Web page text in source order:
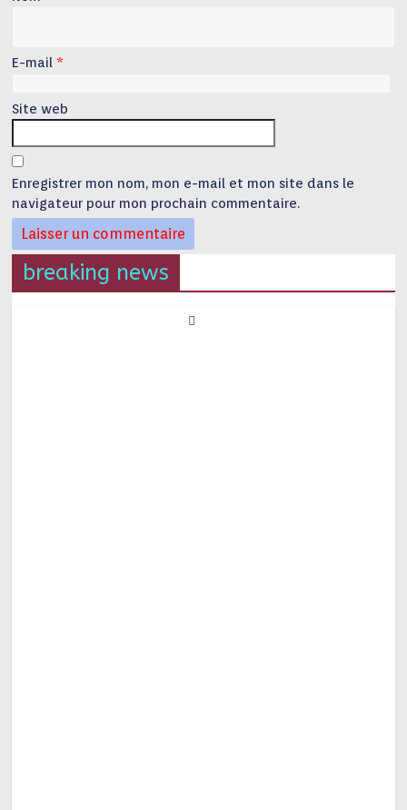
E-mail *
Site web
Enregistrer mon nom, mon e-mail et mon site dans le
navigateur pour mon prochain commentaire.
breaking news